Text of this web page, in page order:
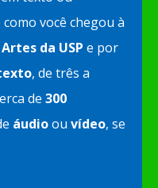
você chegou à
da USP e por
, de três a
de 300
áudioou vídeo, se